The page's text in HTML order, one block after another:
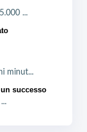
...
minut...
successo